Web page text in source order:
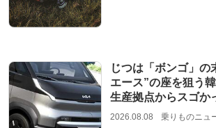
じつは「ボンゴ」の
エース”の座を狙う
生産拠点からスゴか
2026.08.08 乗りものニュ